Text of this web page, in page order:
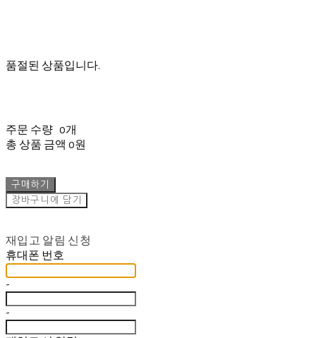
품절된 상품입니다.
주문 수량 0개
총 상품 금액 0원
구매하기
장바구니에 담기
재입고 알림 신청
휴대폰 번호
-
-